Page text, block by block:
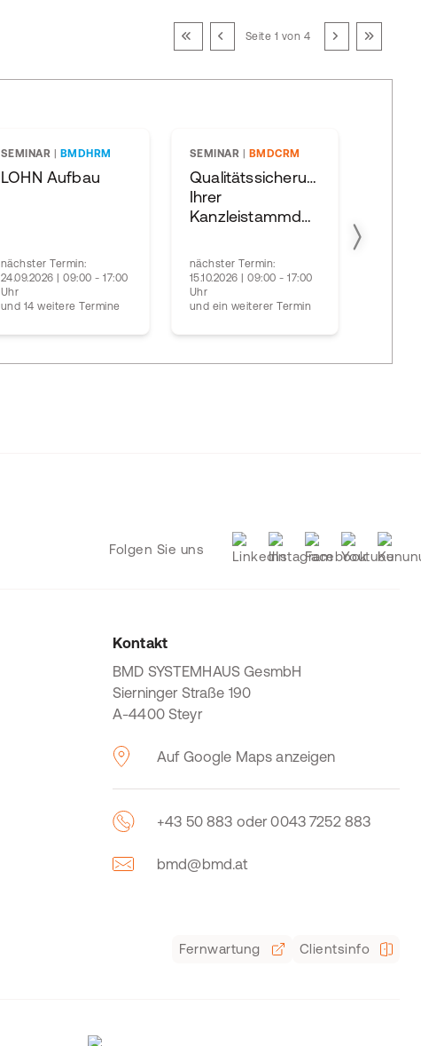
Seite 1 von 4
SEMINAR BMDHRM
LOHN Aufbau
nächster Termin:
24.09.2026 | 09:00 - 17:00
Uhr
und 14 weitere Termine
SEMINAR BMDCRM
Qualitätssicherung
Ihrer
Kanzleistammdaten
nächster Termin:
15.10.2026 | 09:00 - 17:00
Uhr
und ein weiterer Termin
Folgen Sie uns
Kontakt
BMD SYSTEMHAUS GesmbH
Sierninger Straße 190
A-4400 Steyr
Auf Google Maps anzeigen
+43 50 883 oder 0043 7252 883
bmd@bmd.at
Fernwartung Clientsinfo